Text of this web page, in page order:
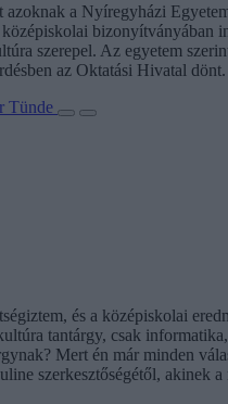
azoknak a Nyíregyházi
bizonyítványában
szerepel. Az egyetem
az Oktatási Hivatal dönt.
Tünde
és a középiskolai
tantárgy, csak
Mert én már minden
szerkesztőségétől, akinek a